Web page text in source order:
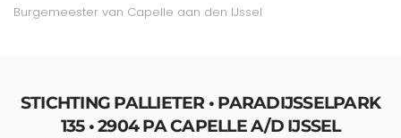
Burgemeester van Capelle aan den IJssel
STICHTING PALLIETER • PARADIJSSELPARK
135 • 2904 PA CAPELLE A/D IJSSEL